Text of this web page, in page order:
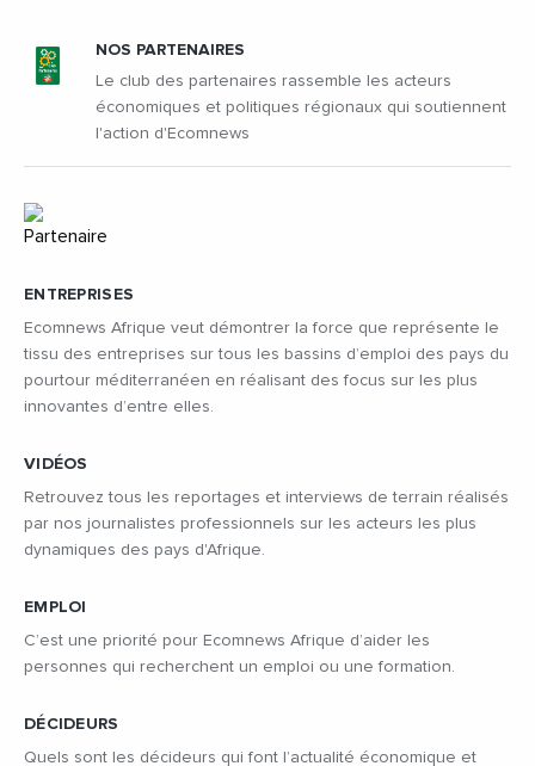
ENTREPRISES
Ecomnews Afrique veut démontrer la force que représente le
tissu des entreprises sur tous les bassins d’emploi des pays du
pourtour méditerranéen en réalisant des focus sur les plus
innovantes d’entre elles.
VIDÉOS
Retrouvez tous les reportages et interviews de terrain réalisés
par nos journalistes professionnels sur les acteurs les plus
dynamiques des pays d'Afrique.
EMPLOI
C’est une priorité pour Ecomnews Afrique d’aider les
personnes qui recherchent un emploi ou une formation.
DÉCIDEURS
Quels sont les décideurs qui font l’actualité économique et
NOS PARTENAIRES
Le club des partenaires rassemble les acteurs
économiques et politiques régionaux qui soutiennent
l'action d'Ecomnews